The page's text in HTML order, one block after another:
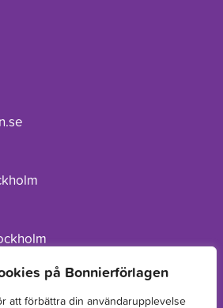
på Bonnierförlagen
att förbättra din användarupplevelse